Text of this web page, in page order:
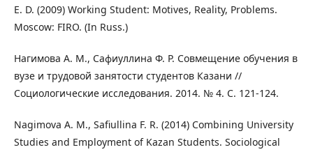
E. D. (2009) Working Student: Motives, Reality, Problems.
Moscow: FIRO. (In Russ.)
Нагимова А. М., Сафиуллина Ф. Р. Совмещение обучения в
вузе и трудовой занятости студентов Казани //
Социологические исследования. 2014. № 4. С. 121-124.
Nagimova A. M., Safiullina F. R. (2014) Combining University
Studies and Employment of Kazan Students. Sociological